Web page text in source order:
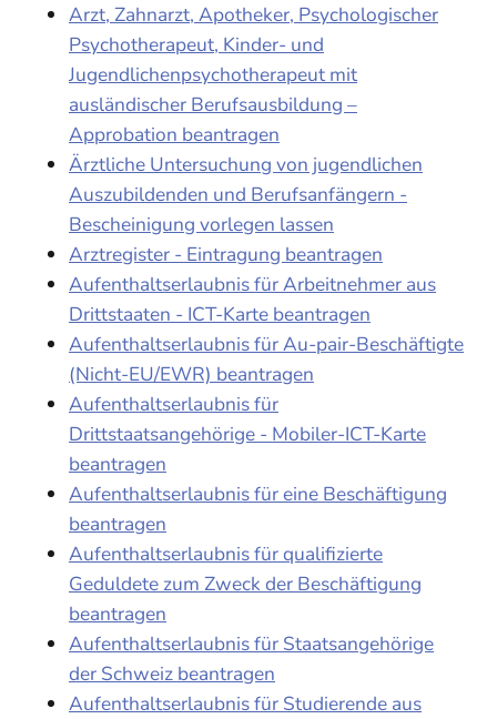
Arzt, Zahnarzt, Apotheker, Psychologischer
Psychotherapeut, Kinder- und
Jugendlichenpsychotherapeut mit
ausländischer Berufsausbildung –
Approbation beantragen
Ärztliche Untersuchung von jugendlichen
Auszubildenden und Berufsanfängern -
Bescheinigung vorlegen lassen
Arztregister - Eintragung beantragen
Aufenthaltserlaubnis für Arbeitnehmer aus
Drittstaaten - ICT-Karte beantragen
Aufenthaltserlaubnis für Au-pair-Beschäftigte
(Nicht-EU/EWR) beantragen
Aufenthaltserlaubnis für
Drittstaatsangehörige - Mobiler-ICT-Karte
beantragen
Aufenthaltserlaubnis für eine Beschäftigung
beantragen
Aufenthaltserlaubnis für qualifizierte
Geduldete zum Zweck der Beschäftigung
beantragen
Aufenthaltserlaubnis für Staatsangehörige
der Schweiz beantragen
Aufenthaltserlaubnis für Studierende aus